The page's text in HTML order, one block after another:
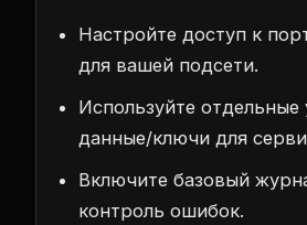
Настройте доступ к
для вашей подсети.
Используйте отдельные
данные/ключи для
Включите базовый
контроль ошибок.